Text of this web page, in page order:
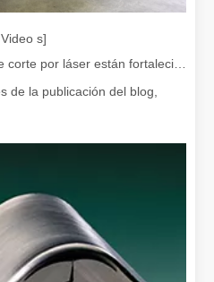
¿Es caro el dispositivo de soldadura láser? ¿Cómo comprar uno rentable?
modernas, la precisión y la
s]
de la publicación del blog,